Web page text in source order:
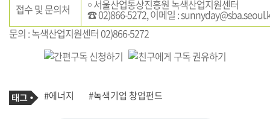
접수 및 문의처
￮ 서울산업통상진흥원 녹색산업지원센터
☎ 02)866-5272, 이메일 :
문의 : 녹색산업지원센터 02)866-5272
기
사
태
그
#에너지 #녹색기업 창업펀드